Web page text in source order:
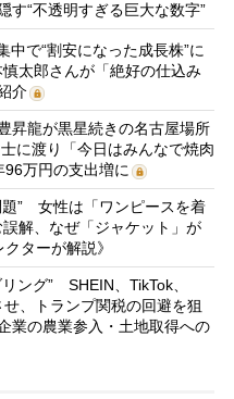
“不透明すぎる巨大な数字”
中で“割安になった成長株”に
太郎さんが「絶好の仕込み
介
昇龍が黒星続きの名古屋場所
に渡り「今日はみんなで焼肉
万円の支出増に
題” 女性は「ワンピースを着
解、なぜ「ジャケット」が
ターが解説》
ング” SHEIN、TikTok、
、トランプ関税の回避を狙
業の農業参入・土地取得への